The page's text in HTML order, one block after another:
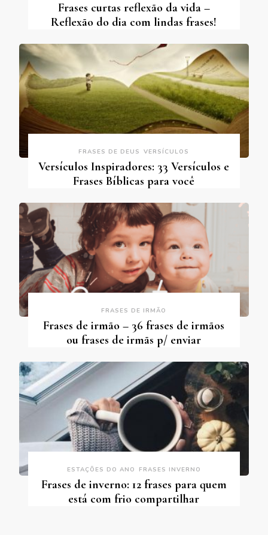
Frases curtas reflexão da vida –
Reflexão do dia com lindas frases!
FRASES DE DEUS VERSÍCULOS
Versículos Inspiradores: 33 Versículos e
Frases Bíblicas para você
FRASES DE IRMÃO
Frases de irmão – 36 frases de irmãos
ou frases de irmãs p/ enviar
ESTAÇÕES DO ANO FRASES INVERNO
Frases de inverno: 12 frases para quem
está com frio compartilhar